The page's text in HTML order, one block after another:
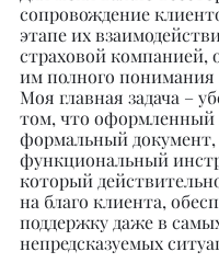
сопровождение
этапе их
страховой компанией,
им полного
Моя главная задача –
том, что оформленный
формальный документ,
функциональный
который
на благо клиента,
поддержку даже в
непредсказуемых